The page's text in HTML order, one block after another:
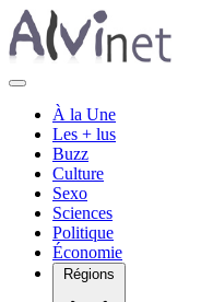
À la Une
Les + lus
Buzz
Culture
Sexo
Sciences
Politique
Économie
Régions